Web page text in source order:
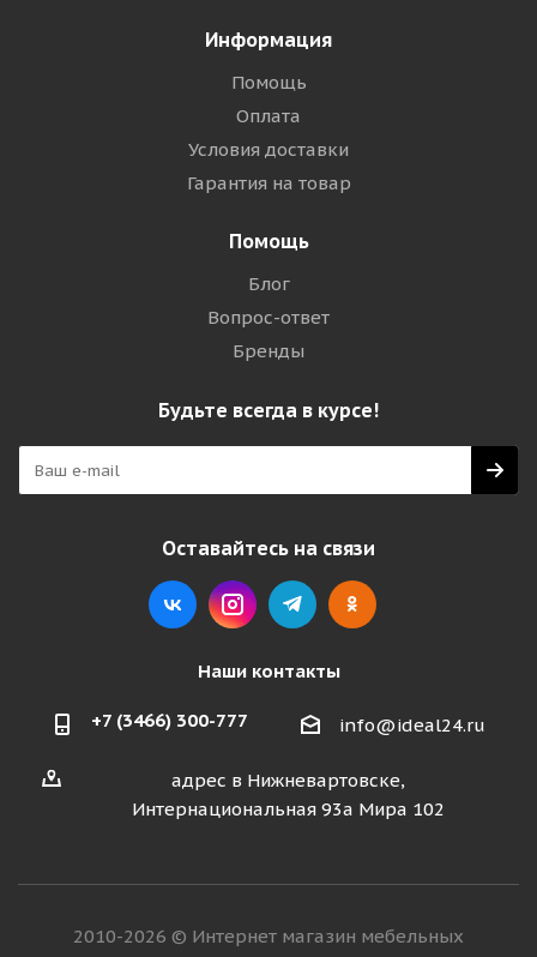
Информация
Помощь
Оплата
Условия доставки
Гарантия на товар
Помощь
Блог
Вопрос-ответ
Бренды
Будьте всегда в курсе!
Оставайтесь на связи
Наши контакты
+7 (3466) 300-777 info@ideal24.ru
адрес в Нижневартовске,
Интернациональная 93а Мира 102
2010-2026 © Интернет магазин мебельных